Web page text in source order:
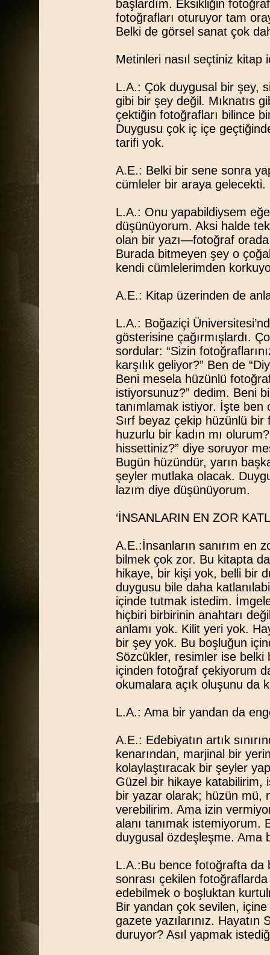
başlardım. Eksikliğin
fotoğrafları oturuyor tam
Belki de görsel sanat çok
Metinleri nasıl seçtiniz kitap
L.A.: Çok duygusal bir şey,
gibi bir şey değil. Mıknatıs
çektiğin fotoğrafları bilince
Duygusu çok iç içe
tarifi yok.
A.E.: Belki bir sene sonra
cümleler bir araya gelecekti.
L.A.: Onu yapabildiysem
düşünüyorum. Aksi halde
olan bir yazı—fotoğraf
Burada bitmeyen şey o
kendi cümlelerimden
A.E.: Kitap üzerinden de
L.A.: Boğaziçi
gösterisine çağırmışlardı.
sordular: “Sizin
karşılık geliyor?” Ben de
Beni mesela hüzünlü
istiyorsunuz?” dedim. Beni
tanımlamak istiyor. İşte ben
Sırf beyaz çekip hüzünlü
huzurlu bir kadın mı
hissettiniz?” diye soruyor
Bugün hüzündür, yarın
şeyler mutlaka olacak.
lazım diye düşünüyorum.
‘İNSANLARIN EN ZOR
A.E.:İnsanların sanırım en
bilmek çok zor. Bu kitapta
hikaye, bir kişi yok, belli bir
duygusu bile daha
içinde tutmak istedim.
hiçbiri birbirinin anahtarı
anlamı yok. Kilit yeri yok.
bir şey yok. Bu boşluğun
Sözcükler, resimler ise belki
içinden fotoğraf çekiyorum
okumalara açık oluşunu da
L.A.: Ama bir yandan da
A.E.: Edebiyatın artık
kenarından, marjinal bir
kolaylaştıracak bir şeyler
Güzel bir hikaye katabilirim,
bir yazar olarak; hüzün mü,
verebilirim. Ama izin
alanı tanımak istemiyorum.
duygusal özdeşleşme. Ama
L.A.:Bu bence fotoğrafta da
sonrası çekilen
edebilmek o boşluktan
Bir yandan çok sevilen,
gazete yazılarınız.
duruyor? Asıl yapmak